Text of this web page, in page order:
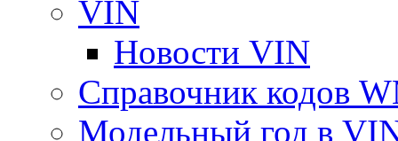
VIN
Новости VIN
Справочник кодов
Модельный год в